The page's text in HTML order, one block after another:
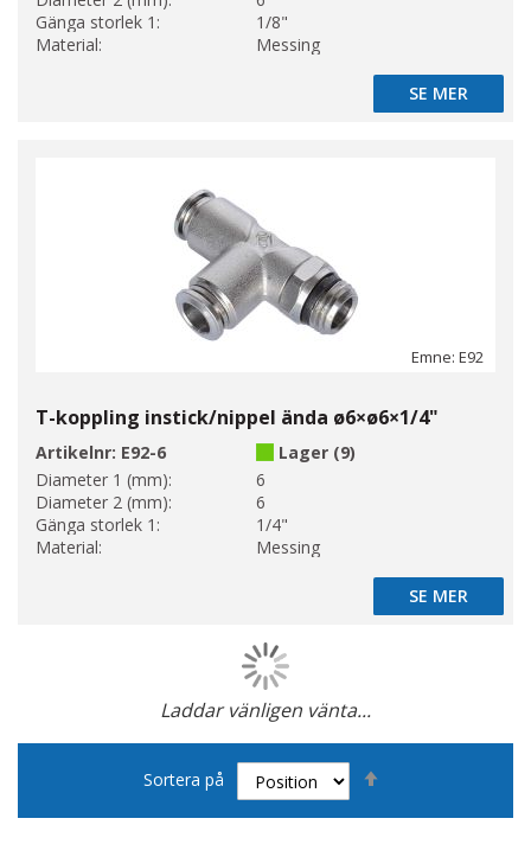
Gänga storlek 1:
1/8"
Material:
Messing
SE MER
SE MER
Emne: E92
T-koppling instick/nippel ända ø6×ø6×1/4"
Artikelnr: E92-6
Lager (9)
Diameter 1 (mm):
6
Diameter 2 (mm):
6
Gänga storlek 1:
1/4"
Material:
Messing
SE MER
SE MER
Laddar vänligen vänta...
Page
Sortera på